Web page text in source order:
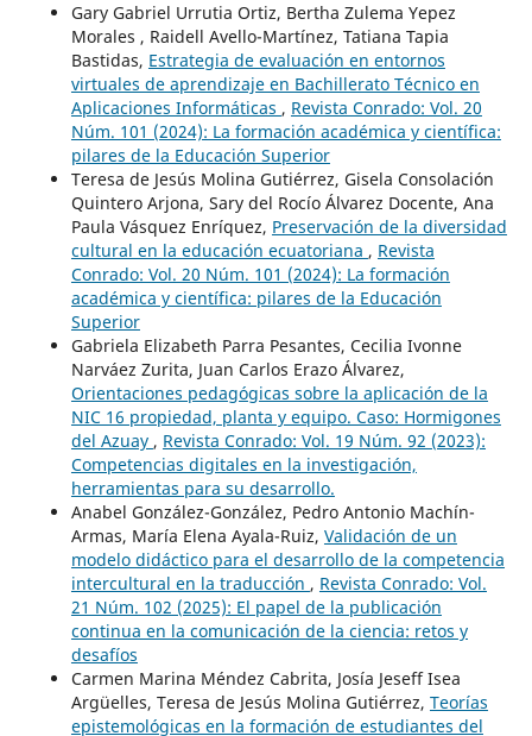
Gary Gabriel Urrutia Ortiz, Bertha Zulema Yepez
Morales , Raidell Avello-Martínez, Tatiana Tapia
Bastidas, Estrategia de evaluación en entornos
virtuales de aprendizaje en Bachillerato Técnico en
Aplicaciones Informáticas , Revista Conrado: Vol. 20
Núm. 101 (2024): La formación académica y científica:
pilares de la Educación Superior
Teresa de Jesús Molina Gutiérrez, Gisela Consolación
Quintero Arjona, Sary del Rocío Álvarez Docente, Ana
Paula Vásquez Enríquez, Preservación de la diversidad
cultural en la educación ecuatoriana , Revista
Conrado: Vol. 20 Núm. 101 (2024): La formación
académica y científica: pilares de la Educación
Superior
Gabriela Elizabeth Parra Pesantes, Cecilia Ivonne
Narváez Zurita, Juan Carlos Erazo Álvarez,
Orientaciones pedagógicas sobre la aplicación de la
NIC 16 propiedad, planta y equipo. Caso: Hormigones
del Azuay , Revista Conrado: Vol. 19 Núm. 92 (2023):
Competencias digitales en la investigación,
herramientas para su desarrollo.
Anabel González-González, Pedro Antonio Machín-
Armas, María Elena Ayala-Ruiz, Validación de un
modelo didáctico para el desarrollo de la competencia
intercultural en la traducción , Revista Conrado: Vol.
21 Núm. 102 (2025): El papel de la publicación
continua en la comunicación de la ciencia: retos y
desafíos
Carmen Marina Méndez Cabrita, Josía Jeseff Isea
Argüelles, Teresa de Jesús Molina Gutiérrez, Teorías
epistemológicas en la formación de estudiantes del